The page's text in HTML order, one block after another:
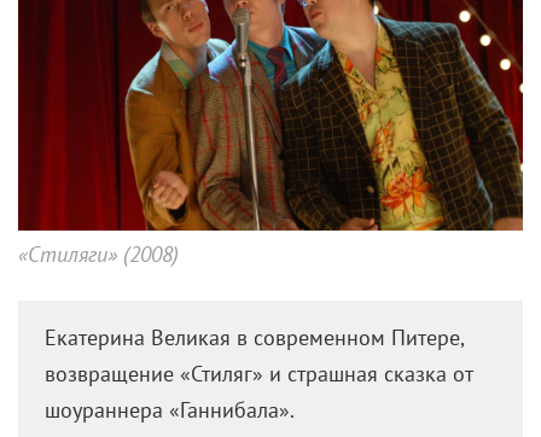
«Стиляги» (2008)
Екатерина Великая в современном Питере,
возвращение «Стиляг» и страшная сказка от
шоураннера «Ганнибала».